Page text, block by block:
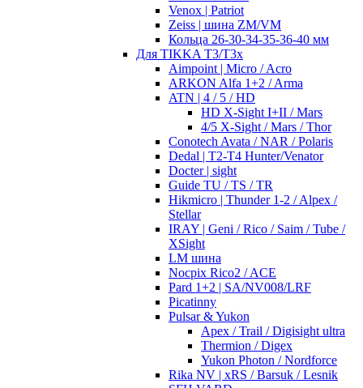
Venox | Patriot
Zeiss | шина ZM/VM
Кольца 26-30-34-35-36-40 мм
Для TIKKA T3/T3x
Aimpoint | Micro / Acro
ARKON Alfa 1+2 / Arma
ATN | 4 / 5 / HD
HD X-Sight I+II / Mars
4/5 X-Sight / Mars / Thor
Conotech Avata / NAR / Polaris
Dedal | T2-T4 Hunter/Venator
Docter | sight
Guide TU / TS / TR
Hikmicro | Thunder 1-2 / Alpex /
Stellar
IRAY | Geni / Rico / Saim / Tube /
XSight
LM шина
Nocpix Rico2 / ACE
Pard 1+2 | SA/NV008/LRF
Picatinny
Pulsar & Yukon
Apex / Trail / Digisight ultra
Thermion / Digex
Yukon Photon / Nordforce
Rika NV | xRS / Barsuk / Lesnik